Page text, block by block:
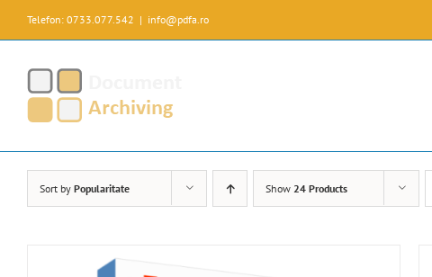
content
Telefon: 0733.077.542 | info@pdfa.ro
Sort by Popularitate Show 24 Products